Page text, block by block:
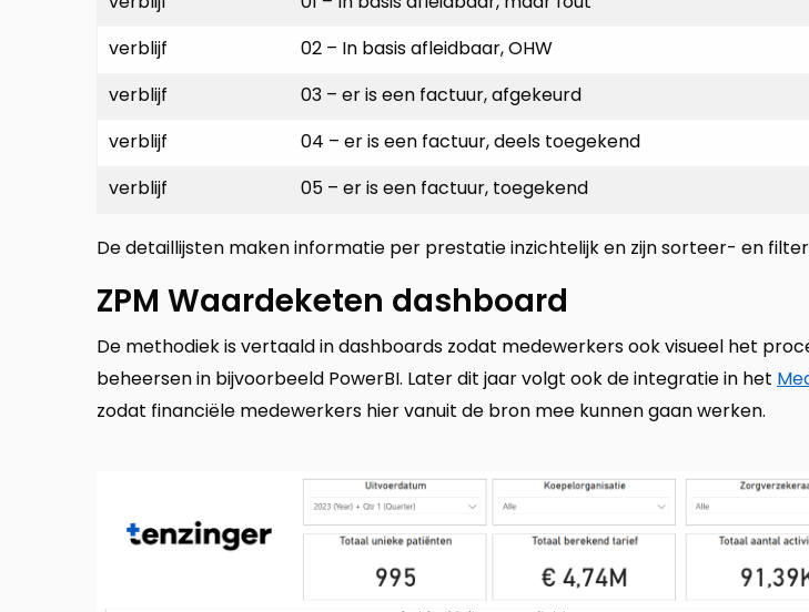
verblijf
02 – In basis afleidbaar, OHW
verblijf
03 – er is een factuur, afgekeurd
verblijf
04 – er is een factuur, deels toegekend
verblijf
05 – er is een factuur, toegekend
De detaillijsten maken informatie per prestatie inzichtelijk en zijn sorteer- en
ZPM Waardeketen dashboard
De methodiek is vertaald in dashboards zodat medewerkers ook visueel het
beheersen in bijvoorbeeld PowerBI. Later dit jaar volgt ook de integratie in het
zodat financiële medewerkers hier vanuit de bron mee kunnen gaan werken.